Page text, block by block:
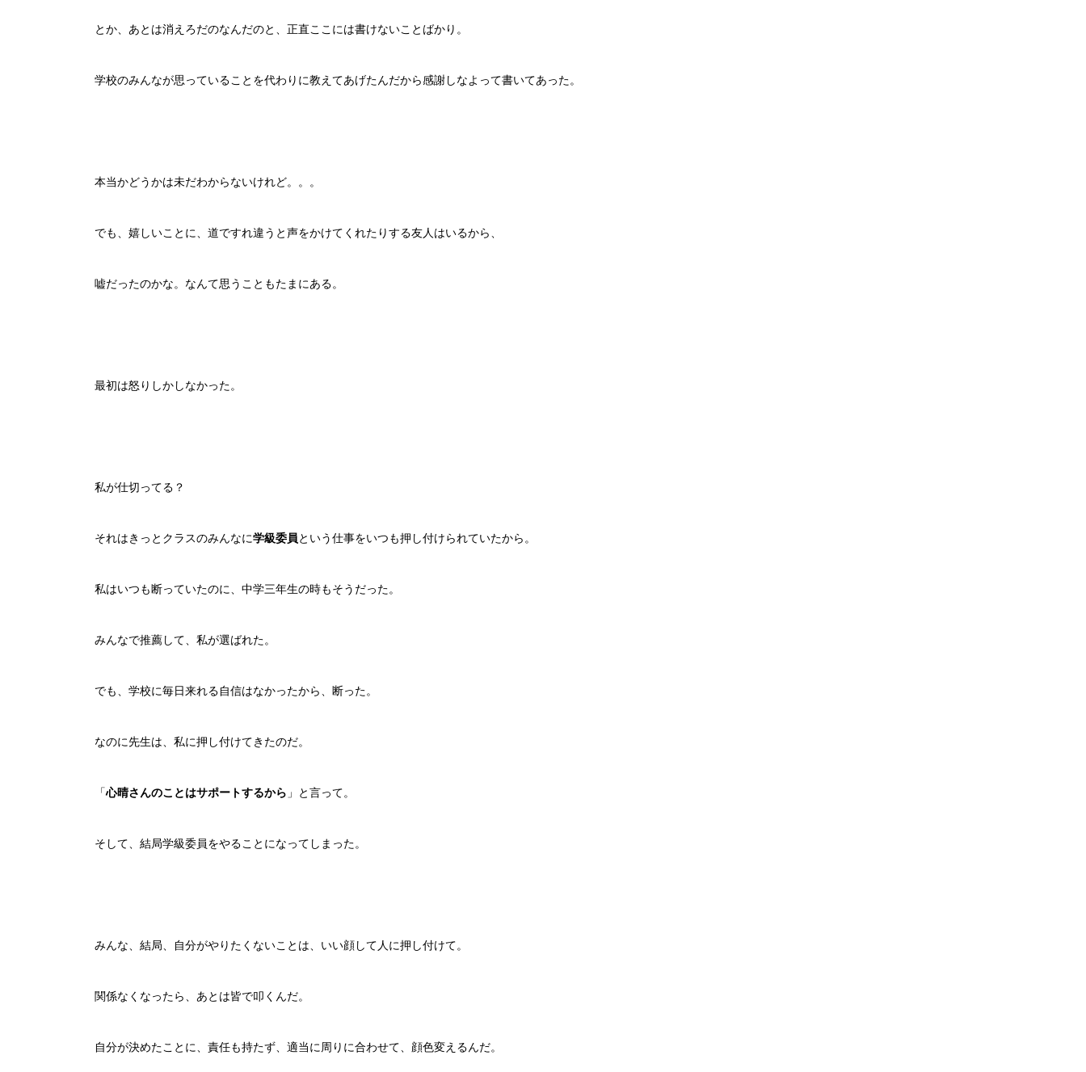
とか、あとは消えろだのなんだのと、正直ここには書けないことばかり。
学校のみんなが思っていることを代わりに教えてあげたんだから感謝しなよって書いてあった。
本当かどうかは未だわからないけれど。。。
でも、嬉しいことに、道ですれ違うと声をかけてくれたりする友人はいるから、
嘘だったのかな。なんて思うこともたまにある。
最初は怒りしかしなかった。
私が仕切ってる？
それはきっとクラスのみんなに学級委員という仕事をいつも押し付けられていたから。
私はいつも断っていたのに、中学三年生の時もそうだった。
みんなで推薦して、私が選ばれた。
でも、学校に毎日来れる自信はなかったから、断った。
なのに先生は、私に押し付けてきたのだ。
「心晴さんのことはサポートするから 」と言って。
そして、結局学級委員をやることになってしまった。
みんな、結局、自分がやりたくないことは、いい顔して人に押し付けて。
関係なくなったら、あとは皆で叩くんだ。
自分が決めたことに、責任も持たず、適当に周りに合わせて、顔色変えるんだ。